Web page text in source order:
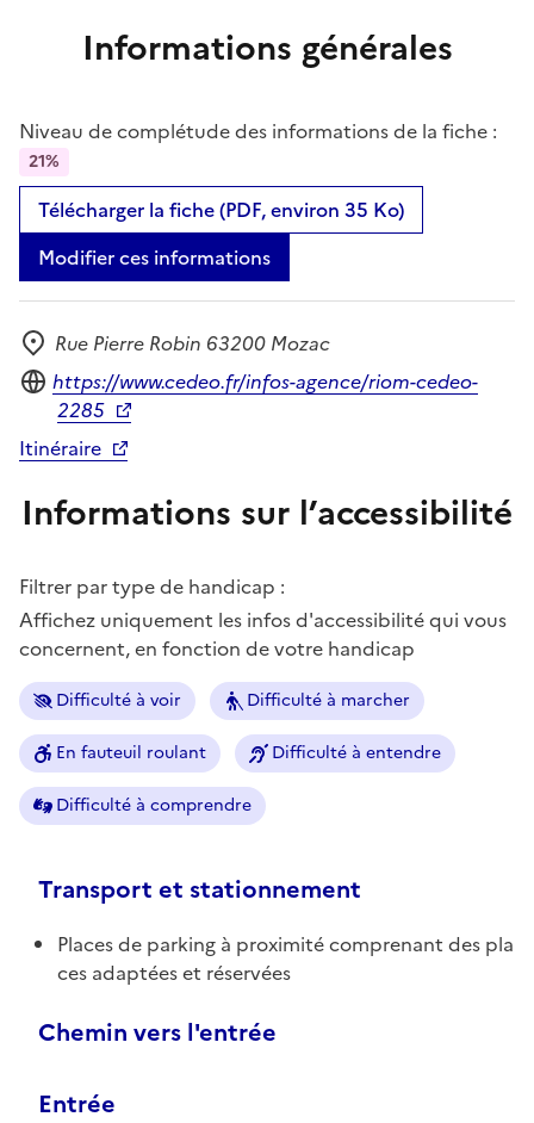
Informations générales
Niveau de complétude des informations de la fiche :
21%
Télécharger la fiche (PDF, environ 35 Ko)
Modifier ces informations
Adresse
Rue Pierre Robin 63200 Mozac
Site internet
https://www.cedeo.fr/infos-agence/riom-cedeo-
2285
Itinéraire
Informations sur l’accessibilité
Filtrer par type de handicap :
Affichez uniquement les infos d'accessibilité qui vous
concernent, en fonction de votre handicap
Difficulté à voir Difficulté à marcher
En fauteuil roulant Difficulté à entendre
Difficulté à comprendre
Transport et stationnement
Places de parking à proximité comprenant des pla
ces adaptées et réservées
Chemin vers l'entrée
Entrée